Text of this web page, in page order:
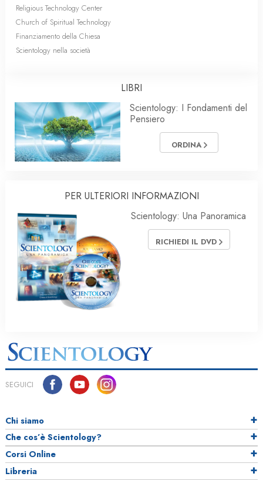
Religious Technology Center
Church of Spiritual Technology
Finanziamento della Chiesa
Scientology nella società
LIBRI
Scientology: I Fondamenti del
Pensiero
ORDINA
PER ULTERIORI INFORMAZIONI
Scientology: Una Panoramica
RICHIEDI IL DVD
SEGUICI
Chi siamo
Che cos’è Scientology?
Corsi Online
Libreria